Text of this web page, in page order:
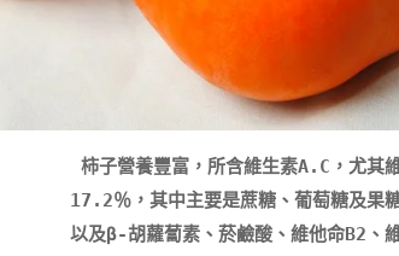
17.2％，其中主要是蔗糖、葡萄糖及果
以及β-胡蘿蔔素、菸鹼酸、維他命B2、